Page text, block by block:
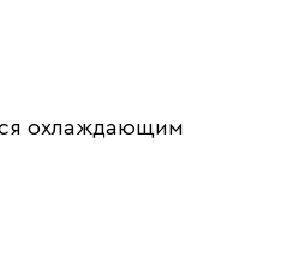
охлаждающим